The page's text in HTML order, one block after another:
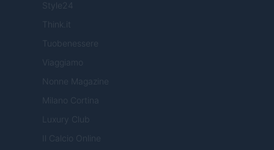
Style24
Think.it
Tuobenessere
Viaggiamo
Nonne Magazine
Milano Cortina
Luxury Club
Il Calcio Online